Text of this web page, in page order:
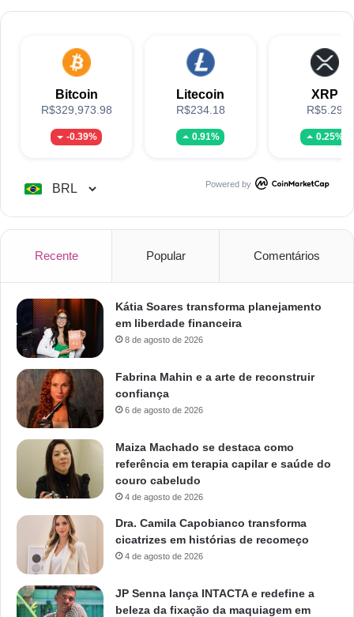
Bitcoin
R$329,973.98
-0.39%
Litecoin
R$234.18
0.91%
XRP
R$5.29
0.25%
Powered by
Recente Popular Comentários
Kátia Soares transforma planejamento
em liberdade financeira
8 de agosto de 2026
Fabrina Mahin e a arte de reconstruir
confiança
6 de agosto de 2026
Maiza Machado se destaca como
referência em terapia capilar e saúde do
couro cabeludo
4 de agosto de 2026
Dra. Camila Capobianco transforma
cicatrizes em histórias de recomeço
4 de agosto de 2026
JP Senna lança INTACTA e redefine a
beleza da fixação da maquiagem em